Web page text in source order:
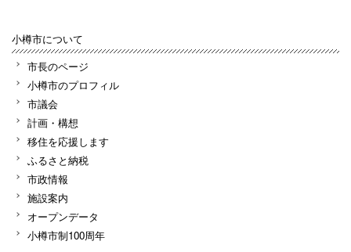
小樽市について
市長のページ
小樽市のプロフィル
市議会
計画・構想
移住を応援します
ふるさと納税
市政情報
施設案内
オープンデータ
小樽市制100周年